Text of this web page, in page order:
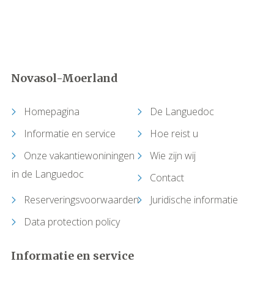
Caunes-Minervois
Causses-et-Veyran
Caussiniojouls
Novasol-Moerland
Homepagina
De Languedoc
Informatie en service
Hoe reist u
Onze vakantiewoniningen
in de Languedoc
Wie zijn wij
Contact
Reserveringsvoorwaarden
Juridische informatie
Data protection policy
Informatie en service